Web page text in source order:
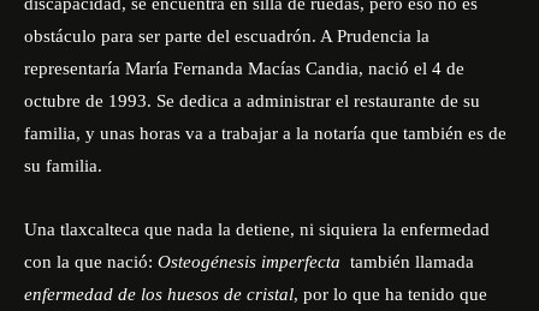
obstáculo para ser parte del escuadrón. A Prudencia la
representaría María Fernanda Macías Candia, nació el 4 de
octubre de 1993. Se dedica a administrar el restaurante de su
familia, y unas horas va a trabajar a la notaría que también es de
su familia.
Una tlaxcalteca que nada la detiene, ni siquiera la enfermedad
con la que nació: Osteogénesis imperfecta también llamada
enfermedad de los huesos de cristal, por lo que ha tenido que